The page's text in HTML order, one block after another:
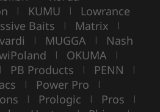
| KUMU | Lowrance
Baits | Matrix |
| MUGGA | Nash
| OKUMA |
| PB Products | PENN |
| Power Pro |
| Prologic | Pros |